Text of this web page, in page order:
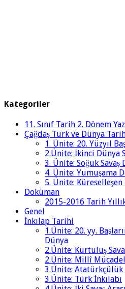
Kategoriler
11. Sınıf Tarih 2. Dönem
Çağdaş Türk ve Dünya
1. Ünite: 20. Yüzyıl
2.Ünite: İkinci Dünya
3. Ünite: Soğuk Savaş
4. Ünite: Yumuşama
5. Ünite: Küreselleşen
Doküman
2015-2016 Tarih
Genel
İnkılap Tarihi
1.Ünite: 20. yy.
Dünya
2.Ünite: Kurtuluş
2.Ünite: Millî
3.Ünite:
3.Ünite: Türk İnkılabı